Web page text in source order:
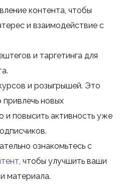
контента, чтобы
и взаимодействие с
и таргетинга для
и розыгрышей. Это
привлечь новых
и повысить активность уже
ознакомьтесь с
, чтобы улучшить ваши
материала.